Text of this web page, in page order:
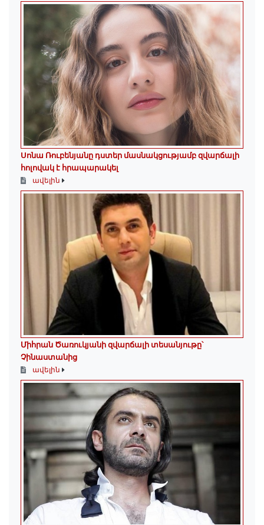
Սոնա Ռուբենյանը դստեր մասնակցությամբ զվարճալի
հոլովակ է հրապարակել
ավելին
Միհրան Ծառուկյանի զվարճալի տեսանյութը՝
Չինաստանից
ավելին